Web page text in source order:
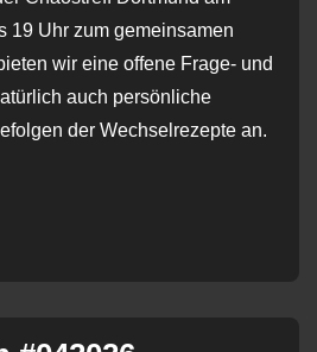
19 Uhr zum gemeinsamen
wir eine offene Frage- und
auch persönliche
der Wechselrezepte an.